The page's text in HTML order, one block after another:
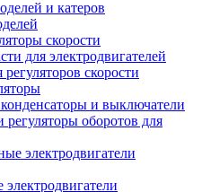
и катеров
скорости
для электродвигателей
скорости
и выключатели
регуляторы оборотов для
электродвигатели